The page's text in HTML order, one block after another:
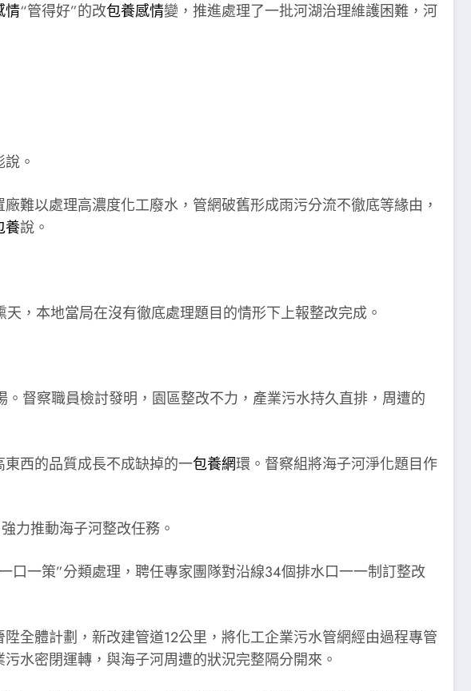
情“管得好”的改包養感情變，推進處理了一批河湖治理維護困難，河
。
難以處理高濃度化工廢水，管網破舊形成雨污分流不徹底等緣由，
養說。
，本地當局在沒有徹底處理題目的情形下上報整改完成。
督察職員檢討發明，園區整改不力，產業污水持久直排，周遭的
西的品質成長不成缺掉的一包養網環。督察組將海子河淨化題目作
力推動海子河整改任務。
口一策”分類處理，聘任專家團隊對沿線34個排水口一一制訂整改
陞全體計劃，新改建管道12公里，將化工企業污水管網經由過程專管
水密閉運轉，與海子河周遭的狀況完整隔分開來。